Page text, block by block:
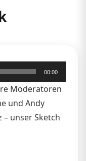
00:00
Moderatoren
und Andy
unser Sketch